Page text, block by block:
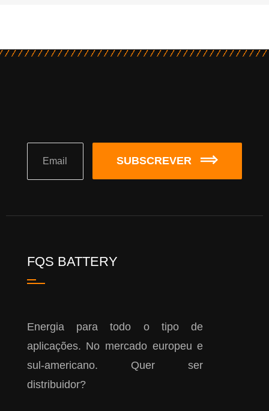
SUBSCREVER
FQS BATTERY
Energia para todo o tipo de
aplicações. No mercado europeu e
sul-americano. Quer ser
distribuidor?